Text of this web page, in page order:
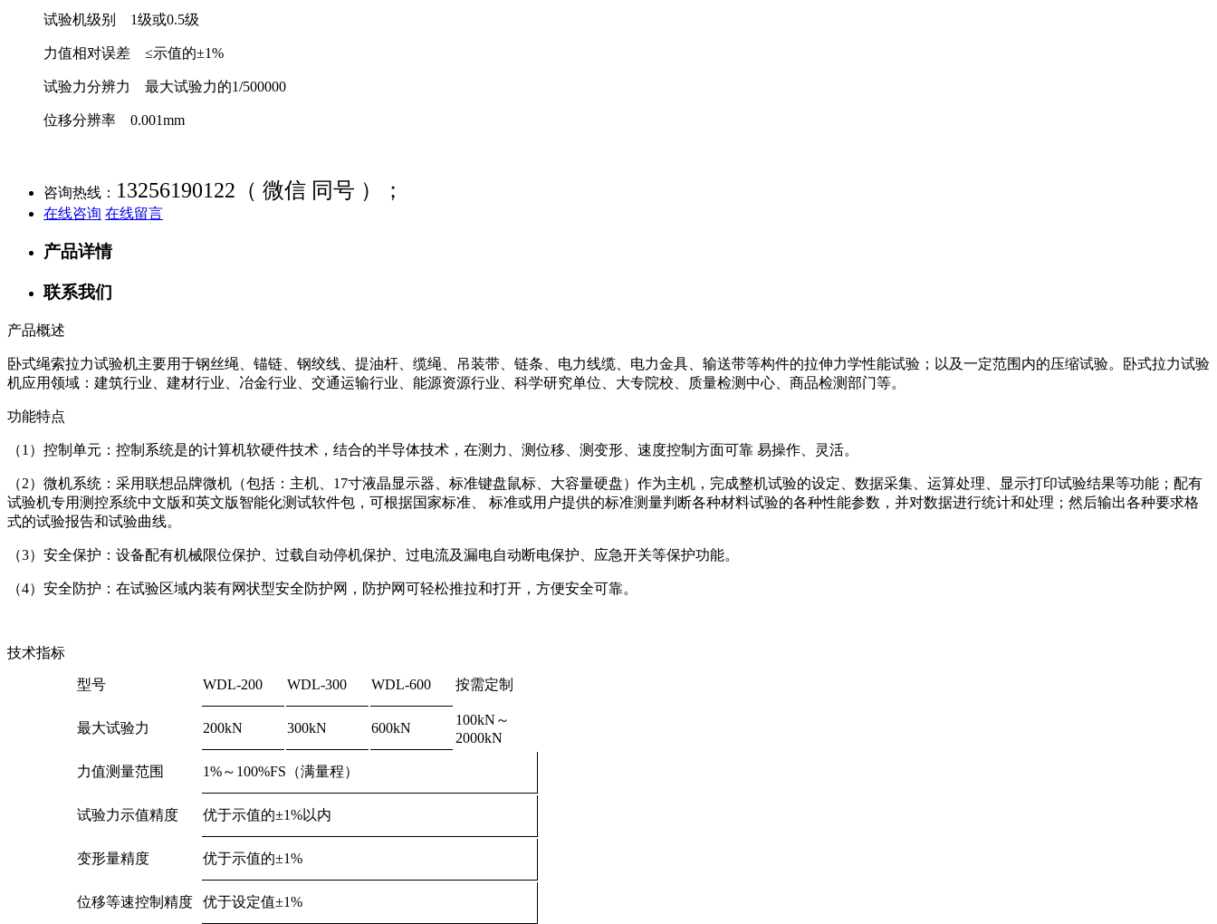
试验机级别 1级或0.5级
力值相对误差 ≤示值的±1%
试验力分辨力 最大试验力的1/500000
位移分辨率 0.001mm
咨询热线： 13256190122（ 微信 同号 ）；
在线咨询 在线留言
产品详情
联系我们
产品概述
卧式绳索拉力试验机主要用于钢丝绳、锚链、钢绞线、提油杆、缆绳、吊装带、链条、电力线缆、电力金具、输送带等构件的拉伸力学性能试验；以及一定范围内的压缩试验。卧式拉力试验
机应用领域：建筑行业、建材行业、冶金行业、交通运输行业、能源资源行业、科学研究单位、大专院校、质量检测中心、商品检测部门等。
功能特点
（1）控制单元：控制系统是的计算机软硬件技术，结合的半导体技术，在测力、测位移、测变形、速度控制方面可靠 易操作、灵活。
（2）微机系统：采用联想品牌微机（包括：主机、17寸液晶显示器、标准键盘鼠标、大容量硬盘）作为主机，完成整机试验的设定、数据采集、运算处理、显示打印试验结果等功能；配有
试验机专用测控系统中文版和英文版智能化测试软件包，可根据国家标准、 标准或用户提供的标准测量判断各种材料试验的各种性能参数，并对数据进行统计和处理；然后输出各种要求格
式的试验报告和试验曲线。
（3）安全保护：设备配有机械限位保护、过载自动停机保护、过电流及漏电自动断电保护、应急开关等保护功能。
（4）安全防护：在试验区域内装有网状型安全防护网，防护网可轻松推拉和打开，方便安全可靠。
技术指标
型号 WDL-200 WDL-300 WDL-600 按需定制
最大试验力 200kN 300kN 600kN
100kN～
2000kN
力值测量范围 1%～100%FS（满量程）
试验力示值精度 优于示值的±1%以内
变形量精度 优于示值的±1%
位移等速控制精度 优于设定值±1%